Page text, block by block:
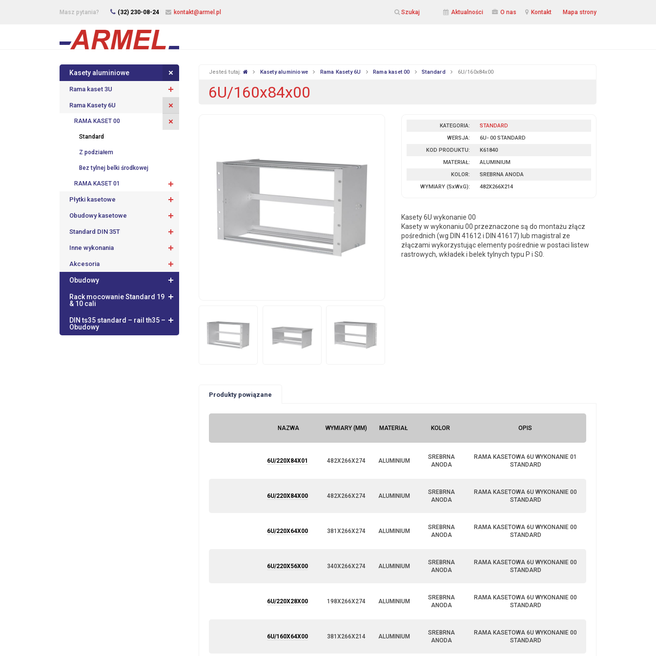
Masz pytania? (32) 230-08-24 kontakt@armel.pl Szukaj Aktualności O nas Kontakt Mapa strony
Kasety aluminiowe
Rama kaset 3U
Rama Kasety 6U
RAMA KASET 00
Standard
Z podziałem
Bez tylnej belki środkowej
RAMA KASET 01
Płytki kasetowe
Obudowy kasetowe
Standard DIN 35T
Inne wykonania
Akcesoria
Obudowy
Rack mocowanie Standard 19
& 10 cali
DIN ts35 standard – rail th35 –
Obudowy
Jesteś tutaj: Kasety aluminiowe Rama Kasety 6U Rama kaset 00 Standard 6U/160x84x00
6U/160x84x00
KATEGORIA:
STANDARD
WERSJA:
6U- 00 STANDARD
KOD PRODUKTU:
K61840
MATERIAŁ:
ALUMINIUM
KOLOR:
SREBRNA ANODA
WYMIARY (SxWxG): 482X266X214
Kasety 6U wykonanie 00
Kasety w wykonaniu 00 przeznaczone są do montażu złącz
pośrednich (wg DIN 41612 i DIN 41617) lub magistral ze
złączami wykorzystując elementy pośrednie w postaci listew
rastrowych, wkładek i belek tylnych typu P i S0.
Produkty powiązane
NAZWA WYMIARY (MM) MATERIAŁ KOLOR OPIS
6U/220X84X01 482X266X274 ALUMINIUM
SREBRNA
ANODA
RAMA KASETOWA 6U WYKONANIE 01
STANDARD
6U/220X84X00 482X266X274 ALUMINIUM
SREBRNA
ANODA
RAMA KASETOWA 6U WYKONANIE 00
STANDARD
6U/220X64X00 381X266X274 ALUMINIUM
SREBRNA
ANODA
RAMA KASETOWA 6U WYKONANIE 00
STANDARD
6U/220X56X00 340X266X274 ALUMINIUM
SREBRNA
ANODA
RAMA KASETOWA 6U WYKONANIE 00
STANDARD
6U/220X28X00 198X266X274 ALUMINIUM
SREBRNA
ANODA
RAMA KASETOWA 6U WYKONANIE 00
STANDARD
6U/160X64X00 381X266X214 ALUMINIUM
SREBRNA
ANODA
RAMA KASETOWA 6U WYKONANIE 00
STANDARD